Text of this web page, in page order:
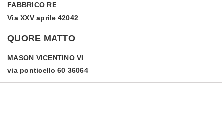
FABBRICO RE
Via XXV aprile 42042
QUORE MATTO
MASON VICENTINO VI
via ponticello 60 36064